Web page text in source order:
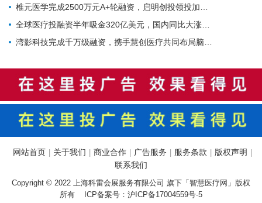
椎元医学完成2500万元A+轮融资，启明创投领投加码骨科细胞疗法
全球医疗投融资半年吸金320亿美元，国内同比大涨214%！
湾影科技完成千万级融资，携手慧创医疗共同布局脑部代谢影像产业
网站首页 关于我们 商业合作 广告服务 服务条款 版权声明
联系我们
Copyright © 2022 上海科雷会展服务有限公司 旗下「智慧医疗网」版权
所有 ICP备案号： 沪ICP备17004559号-5